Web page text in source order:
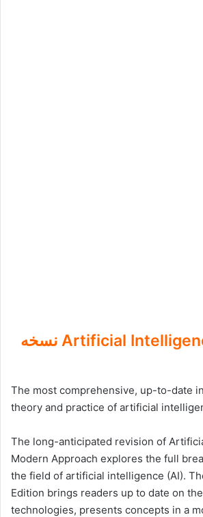
دانلود کتاب Artificial Intelligence نسخه
The most comprehensive, up-to-date
theory and practice of artificial
The long-anticipated revision of
Modern Approach explores the full
the field of artificial intelligence (AI).
Edition brings readers up to date on
technologies, presents concepts in a